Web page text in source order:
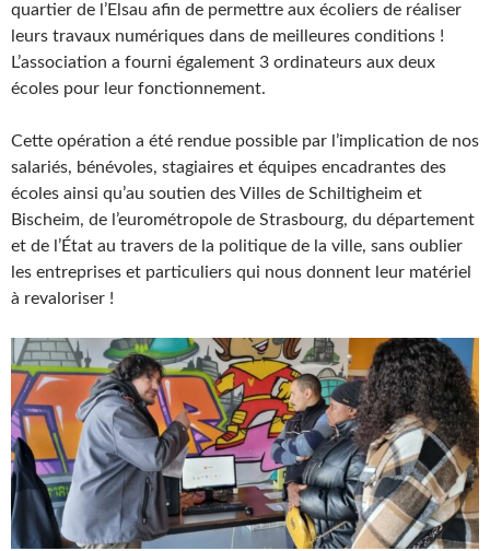
quartier de l’Elsau afin de permettre aux écoliers de réaliser
leurs travaux numériques dans de meilleures conditions !
L’association a fourni également 3 ordinateurs aux deux
écoles pour leur fonctionnement.
Cette opération a été rendue possible par l’implication de nos
salariés, bénévoles, stagiaires et équipes encadrantes des
écoles ainsi qu’au soutien des Villes de Schiltigheim et
Bischeim, de l’eurométropole de Strasbourg, du département
et de l’État au travers de la politique de la ville, sans oublier
les entreprises et particuliers qui nous donnent leur matériel
à revaloriser !